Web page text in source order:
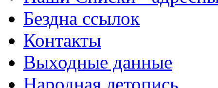
Бездна ссылок
Контакты
Выходные данные